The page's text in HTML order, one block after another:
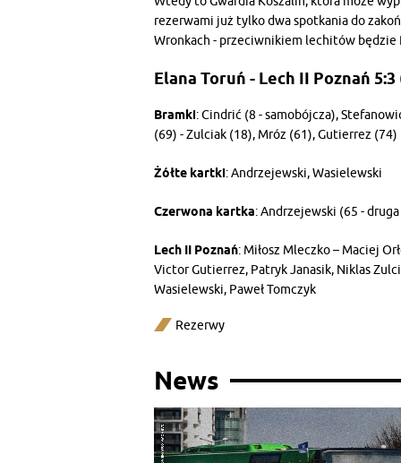
rezerwami już tylko dwa spotkania do
Wronkach - przeciwnikiem lechitów będzie
Elana Toruń - Lech II Poznań 5:3
Bramki: Cindrić (8 - samobójcza),
(69) - Zulciak (18), Mróz (61), Gutierrez (74)
Żółte kartki: Andrzejewski, Wasielewski
Czerwona kartka: Andrzejewski (65 -
Lech II Poznań: Miłosz Mleczko – Maciej
Victor Gutierrez, Patryk Janasik, Niklas
Wasielewski, Paweł Tomczyk
Rezerwy
News